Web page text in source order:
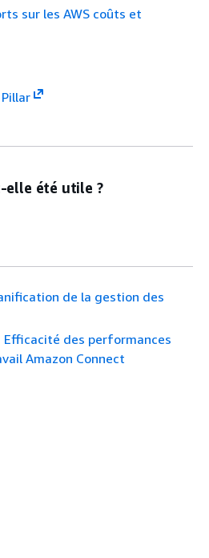
sur les AWS coûts et
elle été utile ?
de la gestion des
Efficacité des performances
Amazon Connect